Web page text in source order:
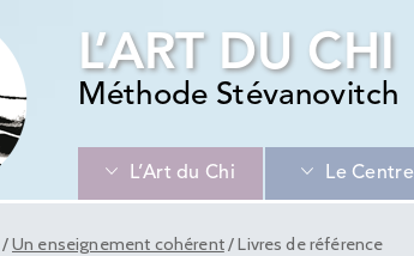
L’ART DU CHI
Méthode Stévanovitch
L’Art du Chi Le Centre
/Un enseignement cohérent/Livres de référence